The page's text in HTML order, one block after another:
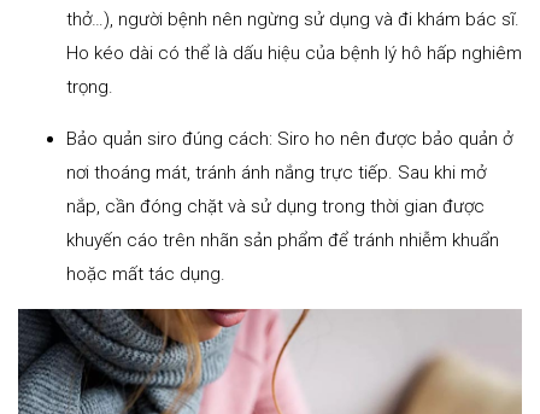
thở…), người bệnh nên ngừng sử dụng và đi khám bác sĩ.
Ho kéo dài có thể là dấu hiệu của bệnh lý hô hấp nghiêm
trọng.
Bảo quản siro đúng cách: Siro ho nên được bảo quản ở
nơi thoáng mát, tránh ánh nắng trực tiếp. Sau khi mở
nắp, cần đóng chặt và sử dụng trong thời gian được
khuyến cáo trên nhãn sản phẩm để tránh nhiễm khuẩn
hoặc mất tác dụng.